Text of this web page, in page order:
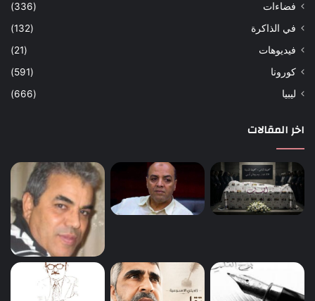
فضاءات
(336)
في الذاكرة
(132)
فيديوهات
(21)
كورونا
(591)
ليبيا
(666)
اخر المقالات